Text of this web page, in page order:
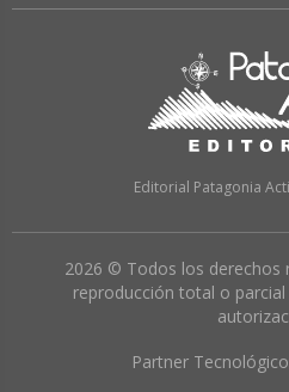
Editorial Patagonia
2026 © Todos los derechos
reproducción total o
Partner